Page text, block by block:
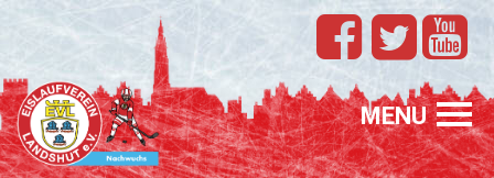
MENU
TEAMS
EVL